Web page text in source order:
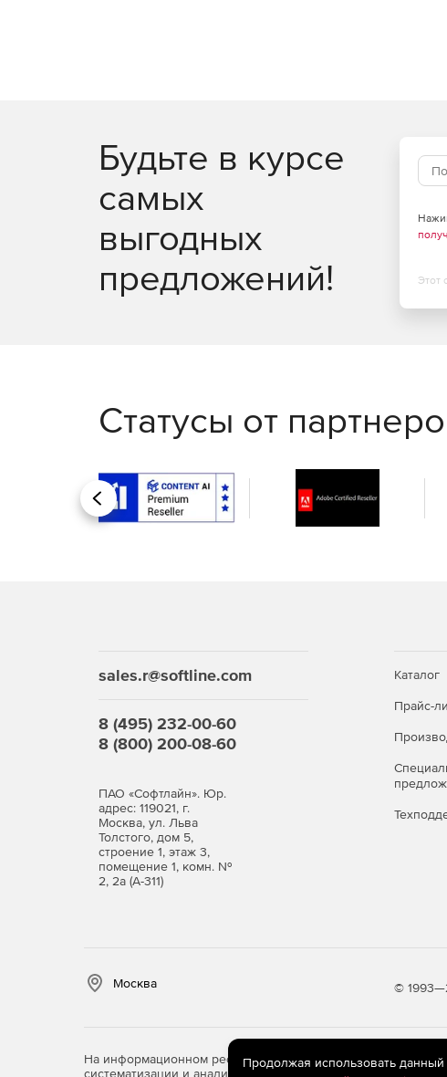
Будьте в курсе
самых
выгодных
предложений!
Этот
Статусы от
Назад
sales.r@softline.com
8 (495) 232-00-60
8 (800) 200-08-60
ПАО «Софтлайн». Юр.
адрес: 119021, г.
Москва, ул. Льва
Толстого, дом 5,
строение 1, этаж 3,
помещение 1, комн. №
2, 2а (А-311)
Каталог
Прайс-
Москва ©
На информационном ресурсе store.softline.ru применяются
систематизации и анализа сведений, относящихся к
Продолжая использовать данный